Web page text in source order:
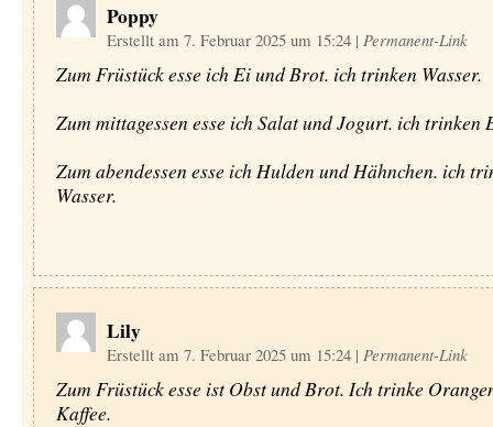
Poppy
Erstellt am 7. Februar 2025 um 15:24 | Permanent-Link
Zum Früstück esse ich Ei und Brot. ich trinken Wasser.
Zum mittagessen esse ich Salat und Jogurt. ich trinken
Zum abendessen esse ich Hulden und Hähnchen. ich
Wasser.
Lily
Erstellt am 7. Februar 2025 um 15:24 | Permanent-Link
Zum Früstück esse ist Obst und Brot. Ich trinke
Kaffee.